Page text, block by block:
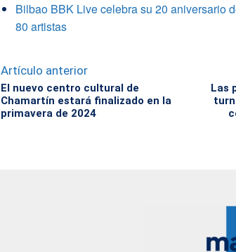
Bilbao BBK Live celebra su 20 aniversario
80 artistas
Artículo anterior
El nuevo centro cultural de
Chamartín estará finalizado en la
primavera de 2024
Las